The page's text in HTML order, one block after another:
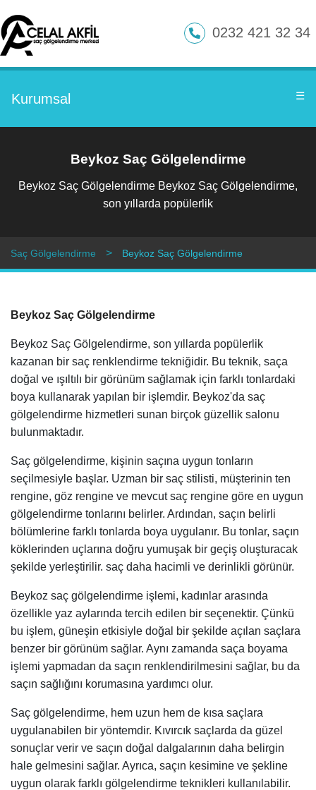
0232 421 32 34
Kurumsal ☰
Beykoz Saç Gölgelendirme
Beykoz Saç Gölgelendirme Beykoz Saç Gölgelendirme,
son yıllarda popülerlik
Saç Gölgelendirme Beykoz Saç Gölgelendirme
Beykoz Saç Gölgelendirme
Beykoz Saç Gölgelendirme, son yıllarda popülerlik
kazanan bir saç renklendirme tekniğidir. Bu teknik, saça
doğal ve ışıltılı bir görünüm sağlamak için farklı tonlardaki
boya kullanarak yapılan bir işlemdir. Beykoz'da saç
gölgelendirme hizmetleri sunan birçok güzellik salonu
bulunmaktadır.
Saç gölgelendirme, kişinin saçına uygun tonların
seçilmesiyle başlar. Uzman bir saç stilisti, müşterinin ten
rengine, göz rengine ve mevcut saç rengine göre en uygun
gölgelendirme tonlarını belirler. Ardından, saçın belirli
bölümlerine farklı tonlarda boya uygulanır. Bu tonlar, saçın
köklerinden uçlarına doğru yumuşak bir geçiş oluşturacak
şekilde yerleştirilir. saç daha hacimli ve derinlikli görünür.
Beykoz saç gölgelendirme işlemi, kadınlar arasında
özellikle yaz aylarında tercih edilen bir seçenektir. Çünkü
bu işlem, güneşin etkisiyle doğal bir şekilde açılan saçlara
benzer bir görünüm sağlar. Aynı zamanda saça boyama
işlemi yapmadan da saçın renklendirilmesini sağlar, bu da
saçın sağlığını korumasına yardımcı olur.
Saç gölgelendirme, hem uzun hem de kısa saçlara
uygulanabilen bir yöntemdir. Kıvırcık saçlarda da güzel
sonuçlar verir ve saçın doğal dalgalarının daha belirgin
hale gelmesini sağlar. Ayrıca, saçın kesimine ve şekline
uygun olarak farklı gölgelendirme teknikleri kullanılabilir.